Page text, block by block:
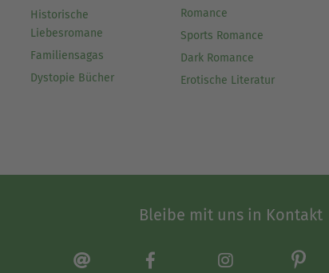
Historische
Liebesromane
Familiensagas
Dystopie Bücher
Romance
Sports Romance
Dark Romance
Erotische Literatur
Bleibe mit uns in Kontakt